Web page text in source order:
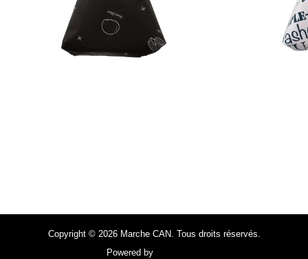
Copyright © 2026 Marche CAN. Tous droits réservés.
Powered by